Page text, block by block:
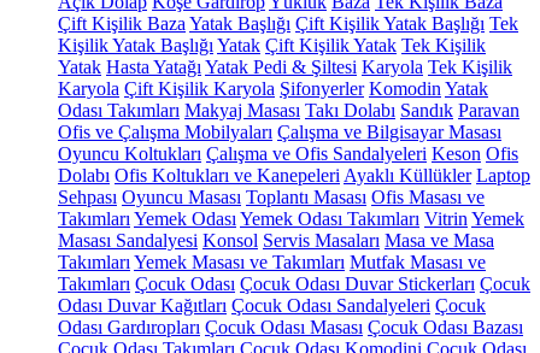
Çift Kişilik Baza Yatak Başlığı Çift Kişilik Yatak Başlığı Tek
Kişilik Yatak Başlığı Yatak Çift Kişilik Yatak Tek Kişilik
Yatak Hasta Yatağı Yatak Pedi & Şiltesi Karyola Tek Kişilik
Karyola Çift Kişilik Karyola Şifonyerler Komodin Yatak
Odası Takımları Makyaj Masası Takı Dolabı Sandık Paravan
Ofis ve Çalışma Mobilyaları Çalışma ve Bilgisayar Masası
Oyuncu Koltukları Çalışma ve Ofis Sandalyeleri Keson Ofis
Dolabı Ofis Koltukları ve Kanepeleri Ayaklı Küllükler Laptop
Sehpası Oyuncu Masası Toplantı Masası Ofis Masası ve
Takımları Yemek Odası Yemek Odası Takımları Vitrin Yemek
Masası Sandalyesi Konsol Servis Masaları Masa ve Masa
Takımları Yemek Masası ve Takımları Mutfak Masası ve
Takımları Çocuk Odası Çocuk Odası Duvar Stickerları Çocuk
Odası Duvar Kağıtları Çocuk Odası Sandalyeleri Çocuk
Odası Gardıropları Çocuk Odası Masası Çocuk Odası Bazası
Çocuk Odası Takımları Çocuk Odası Komodini Çocuk Odası